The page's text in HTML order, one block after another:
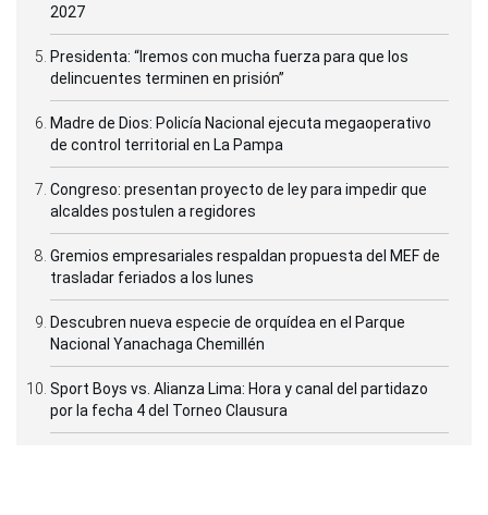
2027
Presidenta: “Iremos con mucha fuerza para que los
delincuentes terminen en prisión”
Madre de Dios: Policía Nacional ejecuta megaoperativo
de control territorial en La Pampa
Congreso: presentan proyecto de ley para impedir que
alcaldes postulen a regidores
Gremios empresariales respaldan propuesta del MEF de
trasladar feriados a los lunes
Descubren nueva especie de orquídea en el Parque
Nacional Yanachaga Chemillén
Sport Boys vs. Alianza Lima: Hora y canal del partidazo
por la fecha 4 del Torneo Clausura